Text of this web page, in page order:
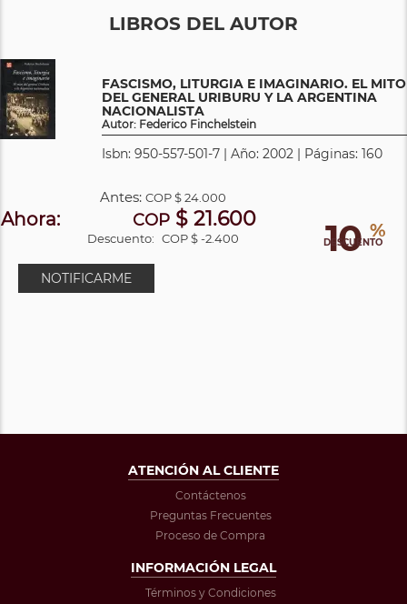
LIBROS DEL AUTOR
FASCISMO, LITURGIA E IMAGINARIO. EL MITO
DEL GENERAL URIBURU Y LA ARGENTINA
NACIONALISTA
Autor: Federico Finchelstein
Isbn: 950-557-501-7 | Año: 2002 | Páginas: 160
10 %
DESCUENTO
Antes: COP$ 24.000
Ahora: COP $ 21.600
Descuento: COP $ -2.400
NOTIFICARME
ATENCIÓN AL CLIENTE
Contáctenos
Preguntas Frecuentes
Proceso de Compra
INFORMACIÓN LEGAL
Términos y Condiciones